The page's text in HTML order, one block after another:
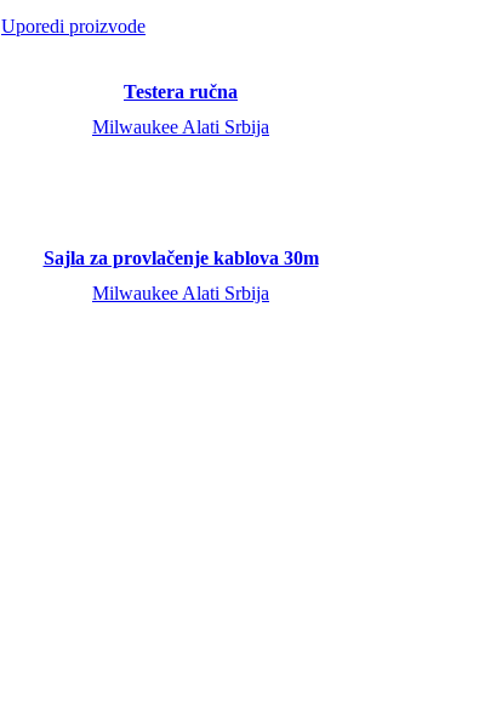
Uporedi proizvode
Testera ručna
Milwaukee Alati Srbija
Sajla za provlačenje kablova 30m
Milwaukee Alati Srbija